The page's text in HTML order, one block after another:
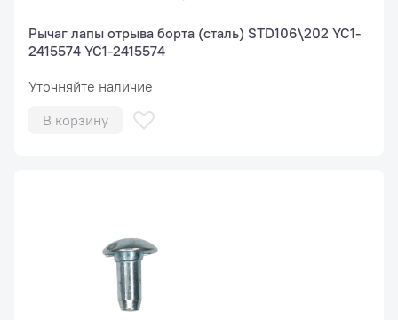
Рычаг лапы отрыва борта (сталь) STD106\202 YC1-
2415574 YC1-2415574
Уточняйте наличие
В корзину